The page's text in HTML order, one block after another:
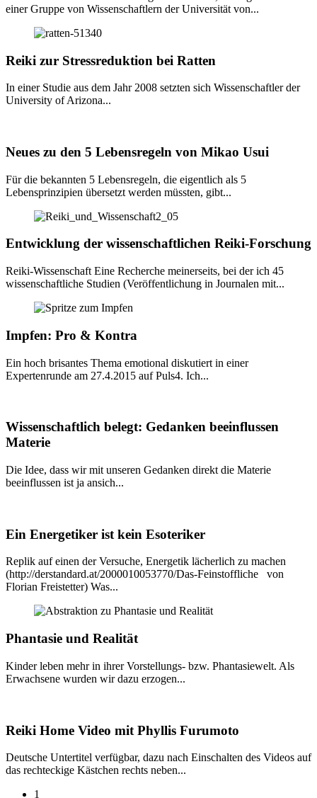
einer Gruppe von Wissenschaftlern der Universität von...
Reiki zur Stressreduktion bei Ratten
In einer Studie aus dem Jahr 2008 setzten sich Wissenschaftler der
University of Arizona...
Neues zu den 5 Lebensregeln von Mikao Usui
Für die bekannten 5 Lebensregeln, die eigentlich als 5
Lebensprinzipien übersetzt werden müssten, gibt...
Entwicklung der wissenschaftlichen Reiki-Forschung
Reiki-Wissenschaft Eine Recherche meinerseits, bei der ich 45
wissenschaftliche Studien (Veröffentlichung in Journalen mit...
Impfen: Pro & Kontra
Ein hoch brisantes Thema emotional diskutiert in einer
Expertenrunde am 27.4.2015 auf Puls4. Ich...
Wissenschaftlich belegt: Gedanken beeinflussen
Materie
Die Idee, dass wir mit unseren Gedanken direkt die Materie
beeinflussen ist ja ansich...
Ein Energetiker ist kein Esoteriker
Replik auf einen der Versuche, Energetik lächerlich zu machen
(http://derstandard.at/2000010053770/Das-Feinstoffliche von
Florian Freistetter) Was...
Phantasie und Realität
Kinder leben mehr in ihrer Vorstellungs- bzw. Phantasiewelt. Als
Erwachsene wurden wir dazu erzogen...
Reiki Home Video mit Phyllis Furumoto
Deutsche Untertitel verfügbar, dazu nach Einschalten des Videos auf
das rechteckige Kästchen rechts neben...
1